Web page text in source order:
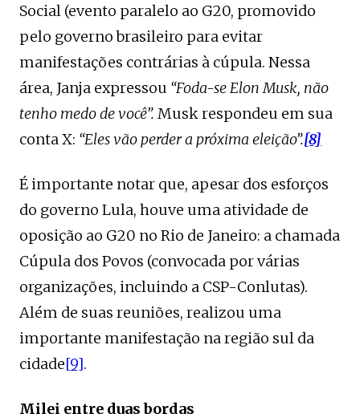
Social (evento paralelo ao G20, promovido
pelo governo brasileiro para evitar
manifestações contrárias à cúpula. Nessa
área, Janja expressou “Foda-se Elon Musk, não
tenho medo de você”. Musk respondeu em sua
conta X: “Eles vão perder a próxima eleição”.[8]
É importante notar que, apesar dos esforços
do governo Lula, houve uma atividade de
oposição ao G20 no Rio de Janeiro: a chamada
Cúpula dos Povos (convocada por várias
organizações, incluindo a CSP-Conlutas).
Além de suas reuniões, realizou uma
importante manifestação na região sul da
cidade[9].
Milei entre duas bordas